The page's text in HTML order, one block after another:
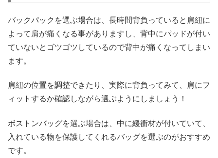
バックパックを選ぶ場合は、長時間背負っていると肩紐に
よって肩が痛くなる事がありますし、背中にパッドが付い
ていないとゴツゴツしているので背中が痛くなってしまい
ます。
肩紐の位置を調整できたり、実際に背負ってみて、肩にフ
ィットするか確認しながら選ぶようにしましょう！
ボストンバッグを選ぶ場合は、中に緩衝材が付いていて、
入れている物を保護してくれるバッグを選ぶのがおすすめ
です。